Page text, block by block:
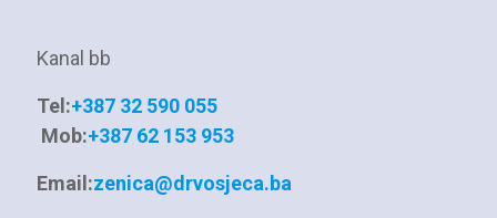
Kanal bb
Tel:+387 32 590 055
Mob:+387 62 153 953
Email:zenica@drvosjeca.ba